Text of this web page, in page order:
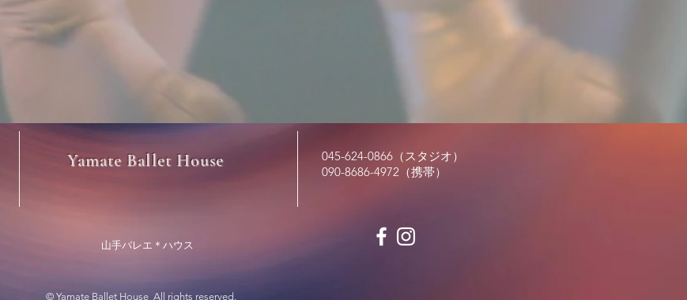
045-624-0866（スタジオ）
090-8686-4972（携帯）
© Yamate Ballet House All rights reserved.
​ Yamate Ballet House
山手バレエ＊ハウス